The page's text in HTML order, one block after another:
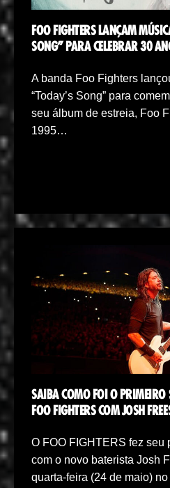
FOO FIGHTERS LANÇAM
SONG” PARA CELEBRAR 30
A banda Foo Fighters
“Today’s Song” para
seu álbum de estreia, Foo
1995…
SAIBA COMO FOI O PRIMEIRO
FOO FIGHTERS COM JOSH
O FOO FIGHTERS fez seu
com o novo baterista Josh
quarta-feira (24 de maio)